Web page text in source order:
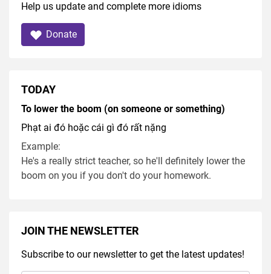
Help us update and complete more idioms
Donate
TODAY
To lower the boom (on someone or something)
Phạt ai đó hoặc cái gì đó rất nặng
Example:
He's a really strict teacher, so he'll definitely lower the
boom on you if you don't do your homework.
JOIN THE NEWSLETTER
Subscribe to our newsletter to get the latest updates!